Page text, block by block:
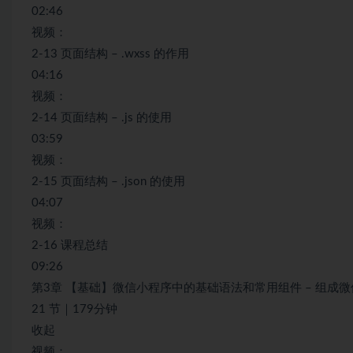
02:46
视频：
2-13 页面结构 – .wxss 的作用
04:16
视频：
2-14 页面结构 – .js 的使用
03:59
视频：
2-15 页面结构 – .json 的使用
04:07
视频：
2-16 课程总结
09:26
第3章 【基础】微信小程序中的基础语法和常用组件 – 组成
21 节｜179分钟
收起